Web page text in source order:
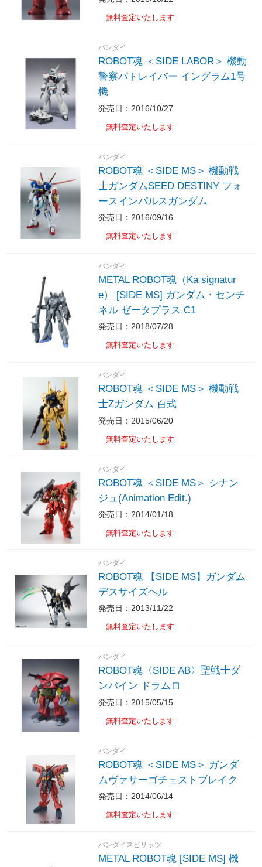
無料査定いたします
バンダイ
ROBOT魂 ＜SIDE LABOR＞ 機動
警察パトレイバー イングラム1号
機
発売日：2016/10/27
無料査定いたします
バンダイ
ROBOT魂 ＜SIDE MS＞ 機動戦
士ガンダムSEED DESTINY フォ
ースインパルスガンダム
発売日：2016/09/16
無料査定いたします
バンダイ
METAL ROBOT魂（Ka signatur
e） [SIDE MS] ガンダム・センチ
ネル ゼータプラス C1
発売日：2018/07/28
無料査定いたします
バンダイ
ROBOT魂 ＜SIDE MS＞ 機動戦
士Zガンダム 百式
発売日：2015/06/20
無料査定いたします
バンダイ
ROBOT魂 ＜SIDE MS＞ シナン
ジュ(Animation Edit.)
発売日：2014/01/18
無料査定いたします
バンダイ
ROBOT魂 【SIDE MS】ガンダム
デスサイズヘル
発売日：2013/11/22
無料査定いたします
バンダイ
ROBOT魂〈SIDE AB〉聖戦士ダ
ンバイン ドラムロ
発売日：2015/05/15
無料査定いたします
バンダイ
ROBOT魂 ＜SIDE MS＞ ガンダ
ムヴァサーゴチェストブレイク
発売日：2014/06/14
無料査定いたします
バンダイスピリッツ
METAL ROBOT魂 [SIDE MS] 機